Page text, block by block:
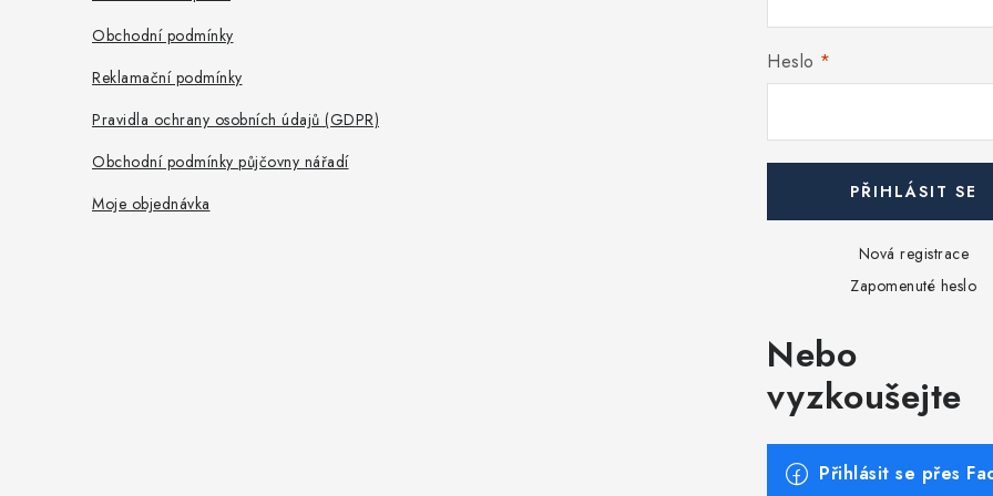
Obchodní podmínky
Reklamační podmínky
Pravidla ochrany osobních údajů (GDPR)
Obchodní podmínky půjčovny nářadí
Moje objednávka
Heslo
PŘIHLÁSIT SE
Nová registrace
Zapomenuté heslo
Nebo
vyzkoušejte
Přihlásit se přes